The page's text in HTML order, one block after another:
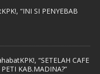
“INI SI PENYEBAB
“SETELAH CAFE
KAB.MADINA?”